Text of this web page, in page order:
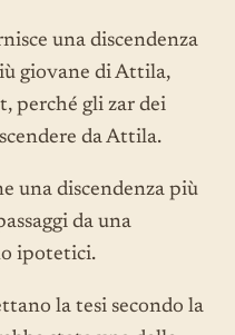
una discendenza
giovane di Attila,
perché gli zar dei
da Attila.
una discendenza più
da una
ipotetici.
la tesi secondo la